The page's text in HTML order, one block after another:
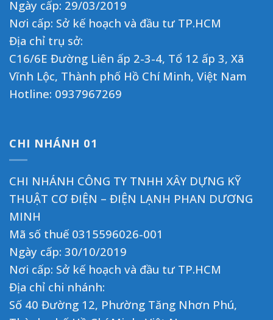
Ngày cấp: 29/03/2019
Nơi cấp: Sở kế hoạch và đầu tư TP.HCM
Địa chỉ trụ sở:
C16/6E Đường Liên ấp 2-3-4, Tổ 12 ấp 3, Xã
Vĩnh Lộc, Thành phố Hồ Chí Minh, Việt Nam
Hotline: 0937967269
CHI NHÁNH 01
CHI NHÁNH CÔNG TY TNHH XÂY DỰNG KỸ
THUẬT CƠ ĐIỆN – ĐIỆN LẠNH PHAN DƯƠNG
MINH
Mã số thuế 0315596026-001
Ngày cấp: 30/10/2019
Nơi cấp: Sở kế hoạch và đầu tư TP.HCM
Địa chỉ chi nhánh:
Số 40 Đường 12, Phường Tăng Nhơn Phú,